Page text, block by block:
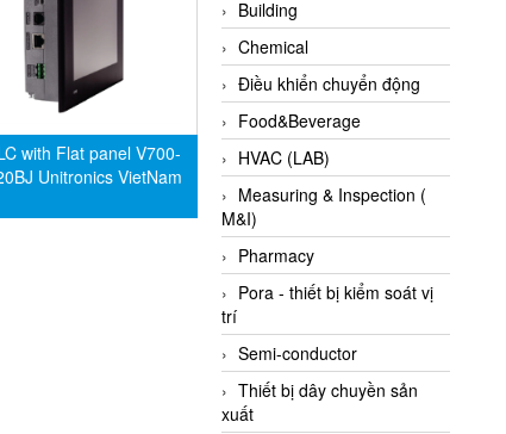
with Flat panel V700-
Unitronics VietNam
Building
Chemical
Điều khiển chuyển động
Food&Beverage
HVAC (LAB)
Measuring & Inspection (
M&I)
Pharmacy
Pora - thiết bị kiểm soát vị
trí
Semi-conductor
Thiết bị dây chuyền sản
xuất